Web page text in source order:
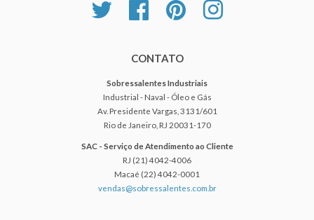
Twitter Facebook PinterestInstagram
CONTATO
Sobressalentes Industriais
Industrial - Naval - Óleo e Gás
Av. Presidente Vargas, 3131/601
Rio de Janeiro, RJ 20031-170
SAC - Serviço de Atendimento ao Cliente
RJ (21) 4042-4006
Macaé (22) 4042-0001
vendas@sobressalentes.com.br